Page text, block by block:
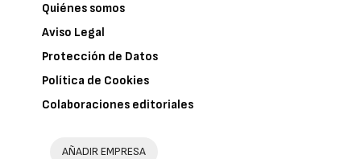
Quiénes somos
Aviso Legal
Protección de Datos
Política de Cookies
Colaboraciones editoriales
AÑADIR EMPRESA